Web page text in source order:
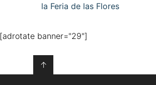
la Feria de las Flores
[adrotate banner="29"]
↑